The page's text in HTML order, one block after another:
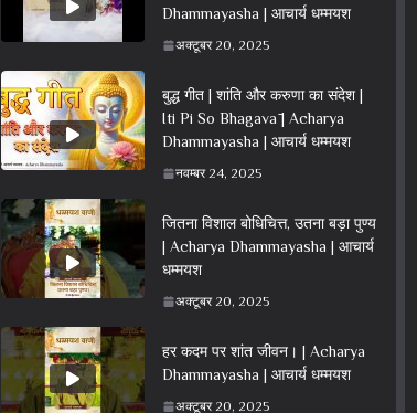
Dhammayasha | आचार्य धम्मयश
अक्टूबर 20, 2025
बुद्ध गीत | शांति और करुणा का संदेश |
Iti Pi So Bhagavā | Acharya
Dhammayasha | आचार्य धम्मयश
नवम्बर 24, 2025
जितना विशाल बोधिचित्त, उतना बड़ा पुण्य
| Acharya Dhammayasha | आचार्य
धम्मयश
अक्टूबर 20, 2025
हर कदम पर शांत जीवन। | Acharya
Dhammayasha | आचार्य धम्मयश
अक्टूबर 20, 2025